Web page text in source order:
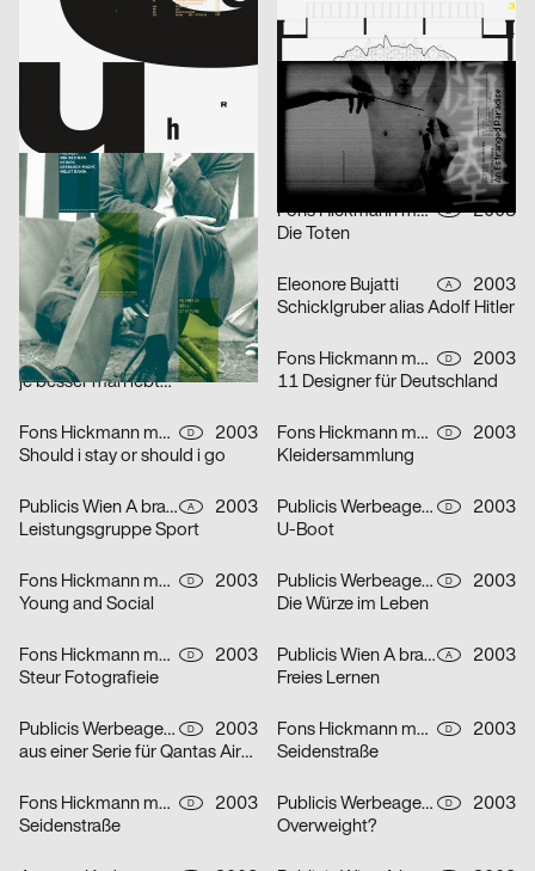
better days
blotto design
2003
hesign D
2003
An Estranged Paradise
lmn
Musica Viva Konzert 26.02.2003
i.de – Büro für Kommunikation D
2003
Mitra Tabrizian Jenseits der Grenzen
Marion Blomeyer D
2003
Gedächtnisbilder
Fons Hickmann m23 D
2003
Die Toten
HardCase Design
2003
Paradies No. 5
Eleonore Bujatti A
2003
Schicklgruber alias Adolf Hitler
Franz Scholz D
2003
je besser man lebt…
Fons Hickmann m23, Klaus Hesse D
2003
11 Designer für Deutschland
Fons Hickmann m23 D
2003
Should i stay or should i go
Fons Hickmann m23 D
2003
Kleidersammlung
Publicis Wien A brand of Publicis Group Austria A
2003
Leistungsgruppe Sport
Publicis Werbeagentur GmbH D
2003
U-Boot
Fons Hickmann m23 D
2003
Young and Social
Publicis Werbeagentur GmbH D
2003
Die Würze im Leben
Fons Hickmann m23 D
2003
Steur Fotografieie
Publicis Wien A brand of Publicis Group Austria A
2003
Freies Lernen
Publicis Werbeagentur GmbH D
2003
aus einer Serie für Qantas Airways Limited: one-way
Fons Hickmann m23 D
2003
Seidenstraße
Fons Hickmann m23 D
2003
Seidenstraße
Publicis Werbeagentur GmbH D
2003
Overweight?